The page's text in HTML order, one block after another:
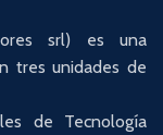
srl) es una
tres unidades de
de Tecnología